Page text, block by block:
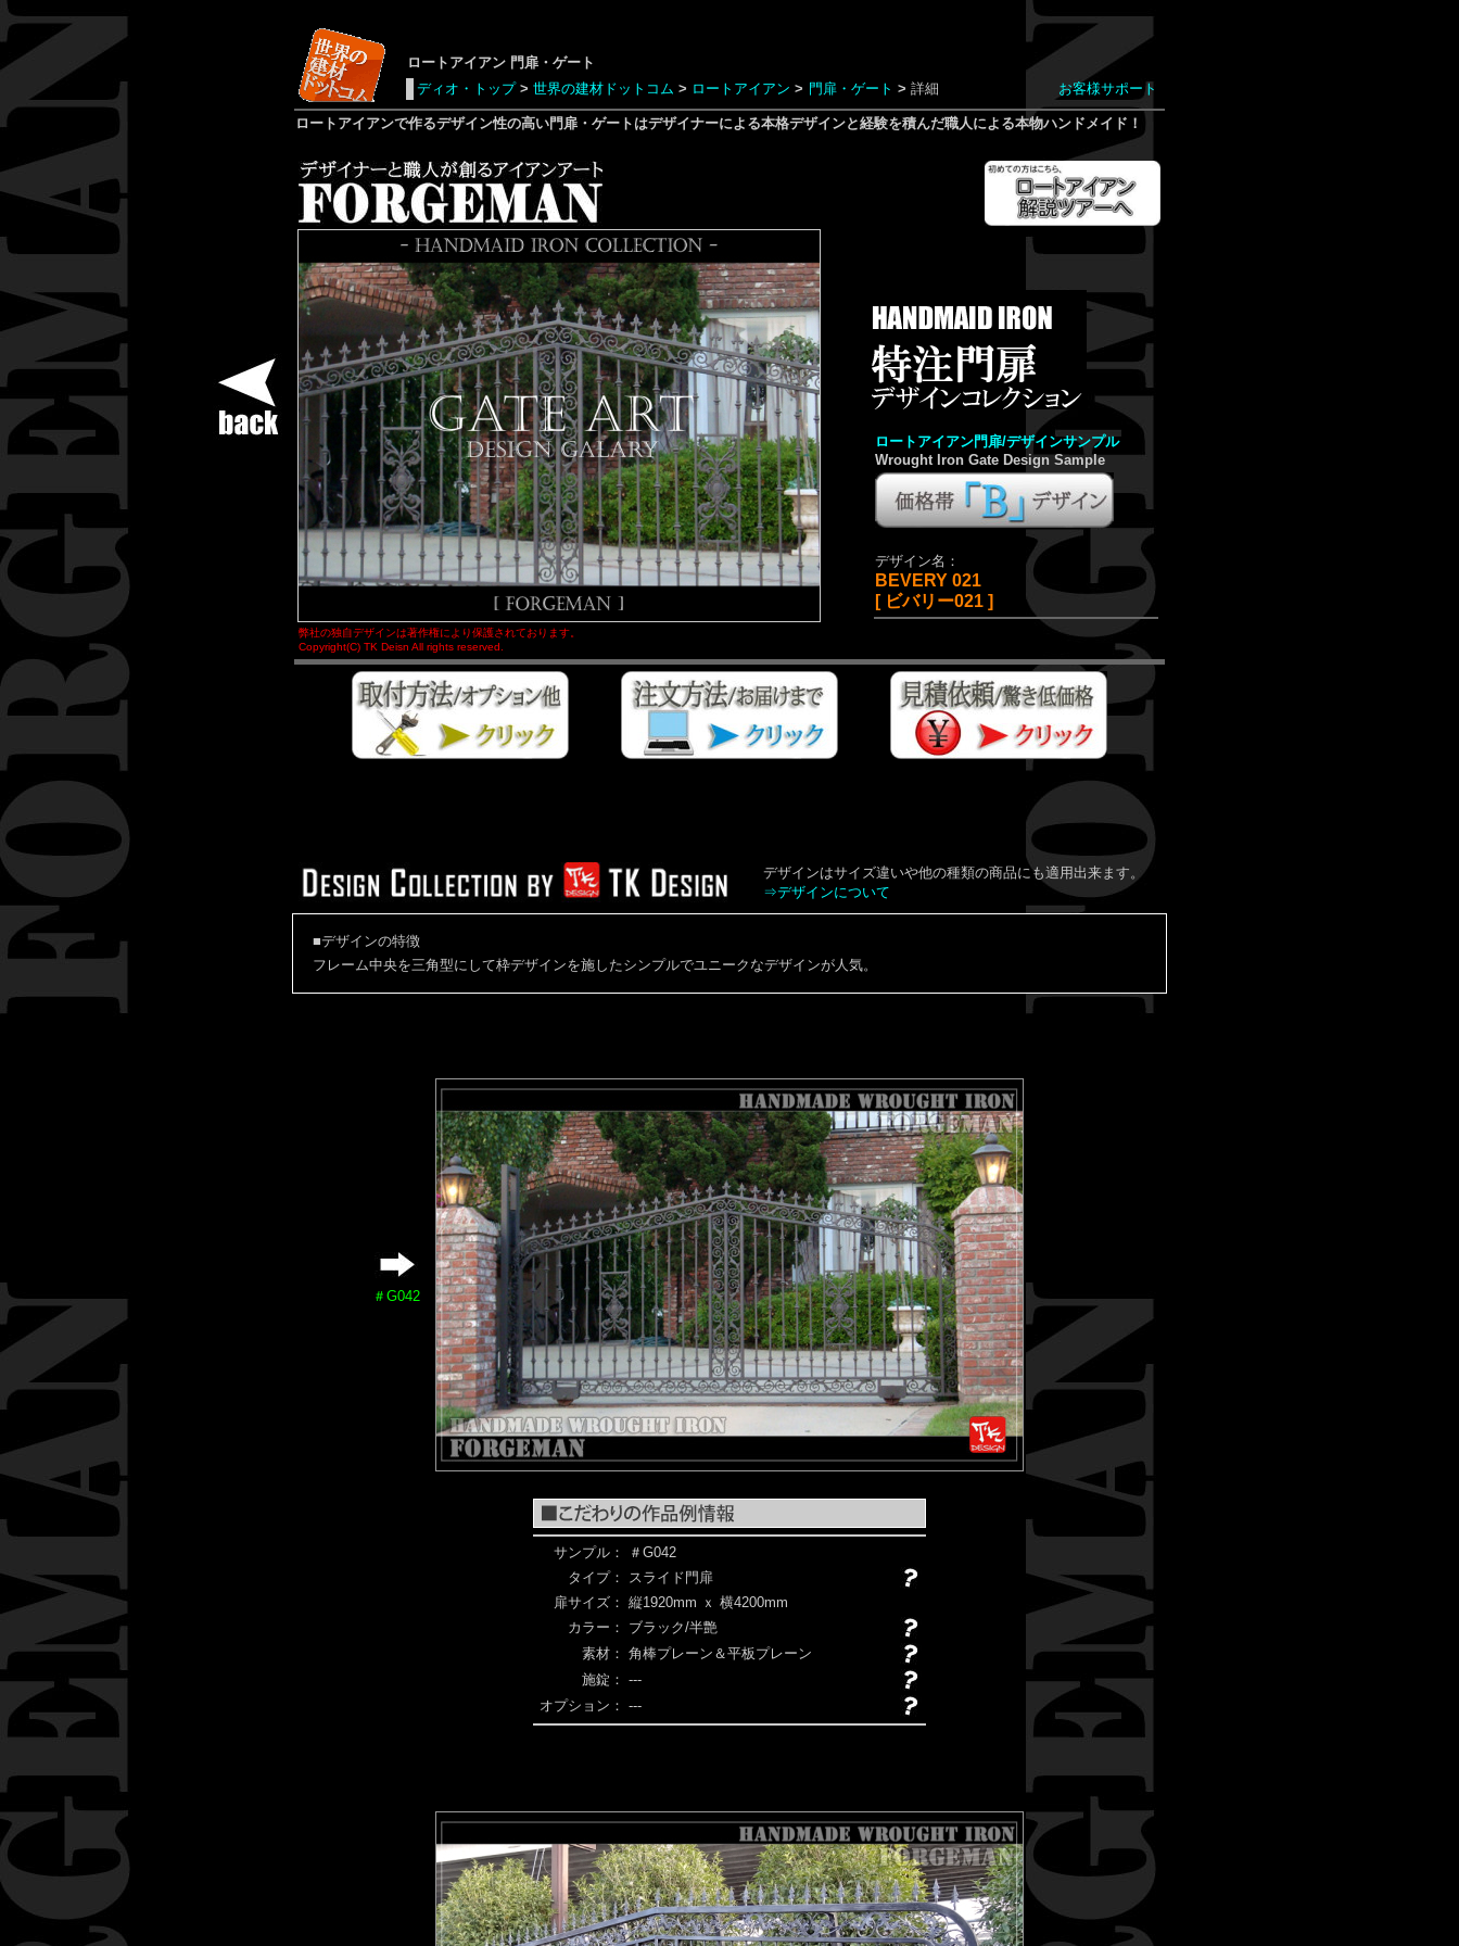
ロートアイアン 門扉・ゲート
ディオ・トップ > 世界の建材ドットコム > ロートアイアン > 門扉・ゲート > 詳細 お客様サポート
ロートアイアンで作るデザイン性の高い門扉・ゲートはデザイナーによる本格デザインと経験を積んだ職人による本物ハンドメイド！
ロートアイアン門扉/デザインサンプル
Wrought Iron Gate Design Sample
デザイン名：
BEVERY 021
[ ビバリー021 ]
弊社の独自デザインは著作権により保護されております。
Copyright(C) TK Deisn All rights reserved.
デザインはサイズ違いや他の種類の商品にも適用出来ます。
⇒デザインについて
■デザインの特徴
フレーム中央を三角型にして枠デザインを施したシンプルでユニークなデザインが人気。
＃G042
サンプル：
＃G042
タイプ：
スライド門扉
扉サイズ： 縦1920mm ｘ 横4200mm
カラー：
ブラック/半艶
素材： 角棒プレーン＆平板プレーン
施錠： ---
オプション： ---